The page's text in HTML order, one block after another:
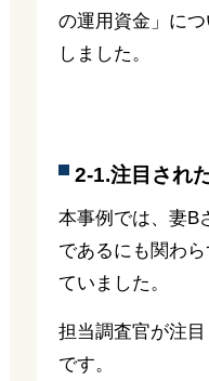
の運用資金」に
しました。
2-1.注目され
本事例では、妻B
であるにも関わ
ていました。
担当調査官が注
です。